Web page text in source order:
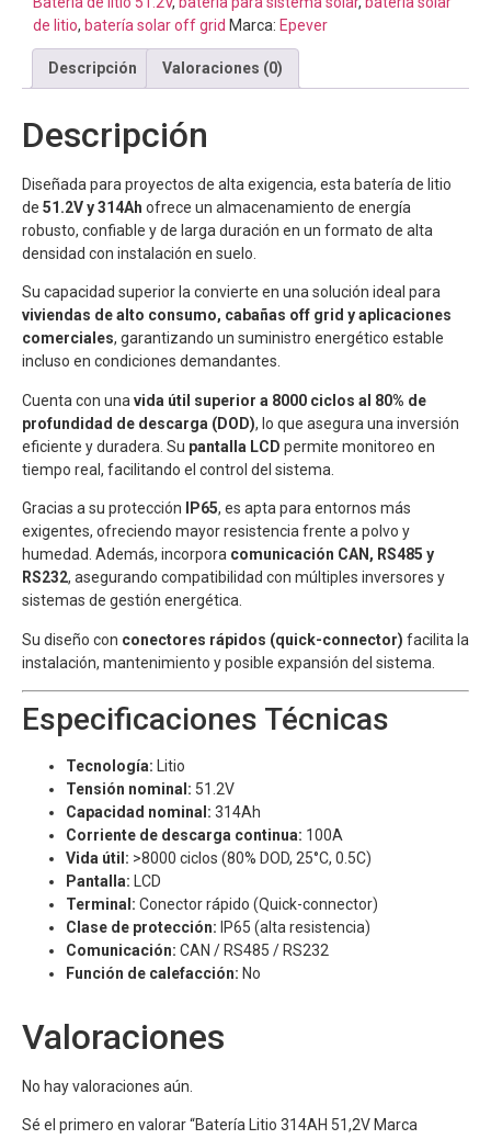
de litio, batería solar off grid Marca: Epever
Descripción Valoraciones (0)
Descripción
Diseñada para proyectos de alta exigencia, esta batería de litio
de 51.2V y 314Ah ofrece un almacenamiento de energía
robusto, confiable y de larga duración en un formato de alta
densidad con instalación en suelo.
Su capacidad superior la convierte en una solución ideal para
viviendas de alto consumo, cabañas off grid y aplicaciones
comerciales, garantizando un suministro energético estable
incluso en condiciones demandantes.
Cuenta con una vida útil superior a 8000 ciclos al 80% de
profundidad de descarga (DOD), lo que asegura una inversión
eficiente y duradera. Su pantalla LCD permite monitoreo en
tiempo real, facilitando el control del sistema.
Gracias a su protección IP65, es apta para entornos más
exigentes, ofreciendo mayor resistencia frente a polvo y
humedad. Además, incorpora comunicación CAN, RS485 y
RS232, asegurando compatibilidad con múltiples inversores y
sistemas de gestión energética.
Su diseño con conectores rápidos (quick-connector) facilita la
instalación, mantenimiento y posible expansión del sistema.
Especificaciones Técnicas
Tecnología: Litio
Tensión nominal: 51.2V
Capacidad nominal: 314Ah
Corriente de descarga continua: 100A
Vida útil: >8000 ciclos (80% DOD, 25°C, 0.5C)
Pantalla: LCD
Terminal: Conector rápido (Quick-connector)
Clase de protección: IP65 (alta resistencia)
Comunicación: CAN / RS485 / RS232
Función de calefacción: No
Valoraciones
No hay valoraciones aún.
Sé el primero en valorar “Batería Litio 314AH 51,2V Marca